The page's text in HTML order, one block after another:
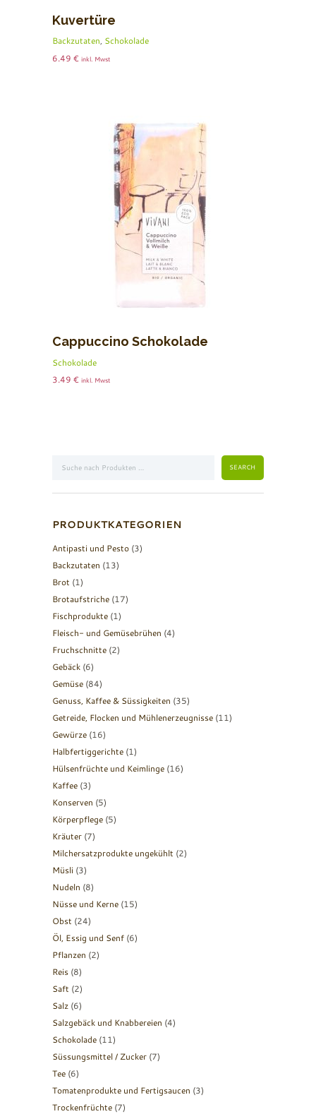
Kuvertüre
Backzutaten, Schokolade
6.49 € inkl. Mwst
Cappuccino Schokolade
Schokolade
3.49 € inkl. Mwst
PRODUKTKATEGORIEN
Antipasti und Pesto (3)
Backzutaten (13)
Brot (1)
Brotaufstriche (17)
Fischprodukte (1)
Fleisch- und Gemüsebrühen (4)
Fruchschnitte (2)
Gebäck (6)
Gemüse (84)
Genuss, Kaffee & Süssigkeiten (35)
Getreide, Flocken und Mühlenerzeugnisse (11)
Gewürze (16)
Halbfertiggerichte (1)
Hülsenfrüchte und Keimlinge (16)
Kaffee (3)
Konserven (5)
Körperpflege (5)
Kräuter (7)
Milchersatzprodukte ungekühlt (2)
Müsli (3)
Nudeln (8)
Nüsse und Kerne (15)
Obst (24)
Öl, Essig und Senf (6)
Pflanzen (2)
Reis (8)
Saft (2)
Salz (6)
Salzgebäck und Knabbereien (4)
Schokolade (11)
Süssungsmittel / Zucker (7)
Tee (6)
Tomatenprodukte und Fertigsaucen (3)
Trockenfrüchte (7)